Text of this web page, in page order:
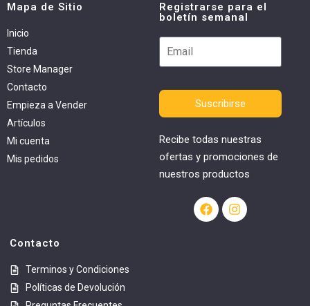
Mapa de Sitio
Inicio
Tienda
Store Manager
Contacto
Empieza a Vender
Artículos
Mi cuenta
Mis pedidos
Registrarse para el
boletín semanal
Suscribirse
Recibe todas nuestras
ofertas y promociones de
nuestros productos
Contacto
Terminos y Condiciones
Políticas de Devolución